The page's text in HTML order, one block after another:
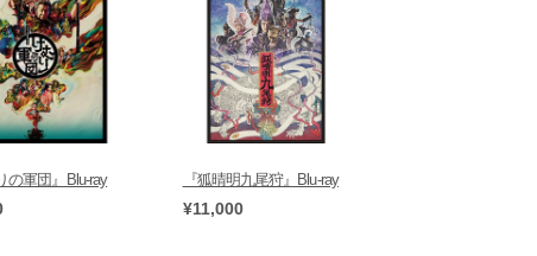
の軍団』Blu-ray 『狐晴明九尾狩』Blu-ray
¥11,000